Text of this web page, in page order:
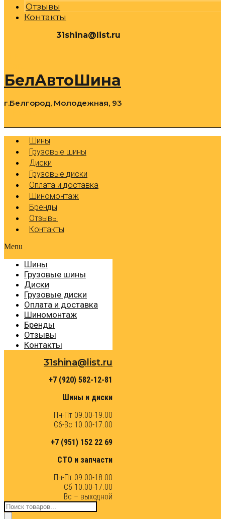
Отзывы
Контакты
31shina@list.ru
БелАвтоШина
г.Белгород, Молодежная, 93
Шины
Грузовые шины
Диски
Грузовые диски
Оплата и доставка
Шиномонтаж
Бренды
Отзывы
Контакты
Menu
Шины
Грузовые шины
Диски
Грузовые диски
Оплата и доставка
Шиномонтаж
Бренды
Отзывы
Контакты
31shina@list.ru
+7 (920) 582-12-81
Шины и диски
Пн-Пт 09.00-19.00
Сб-Вс 10.00-17.00
+7 (951) 152 22 69
СТО и запчасти
Пн-Пт 09.00-18.00
Сб 10.00-17.00
Вс – выходной
Поиск
товаров